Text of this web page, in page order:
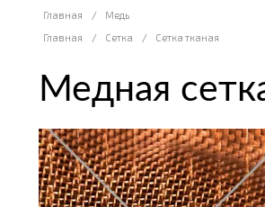
Главная /
Медь
Главная
/ Сетка / Сетка тканая
Медная